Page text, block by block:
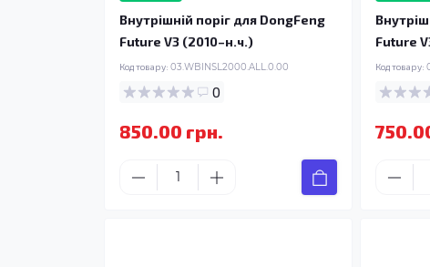
Внутрішній поріг для DongFeng
Future V3 (2010–н.ч.)
Код товару: 03.WBINSL2000.ALL.0.00
0
850.00 грн.
Future
Код товару: